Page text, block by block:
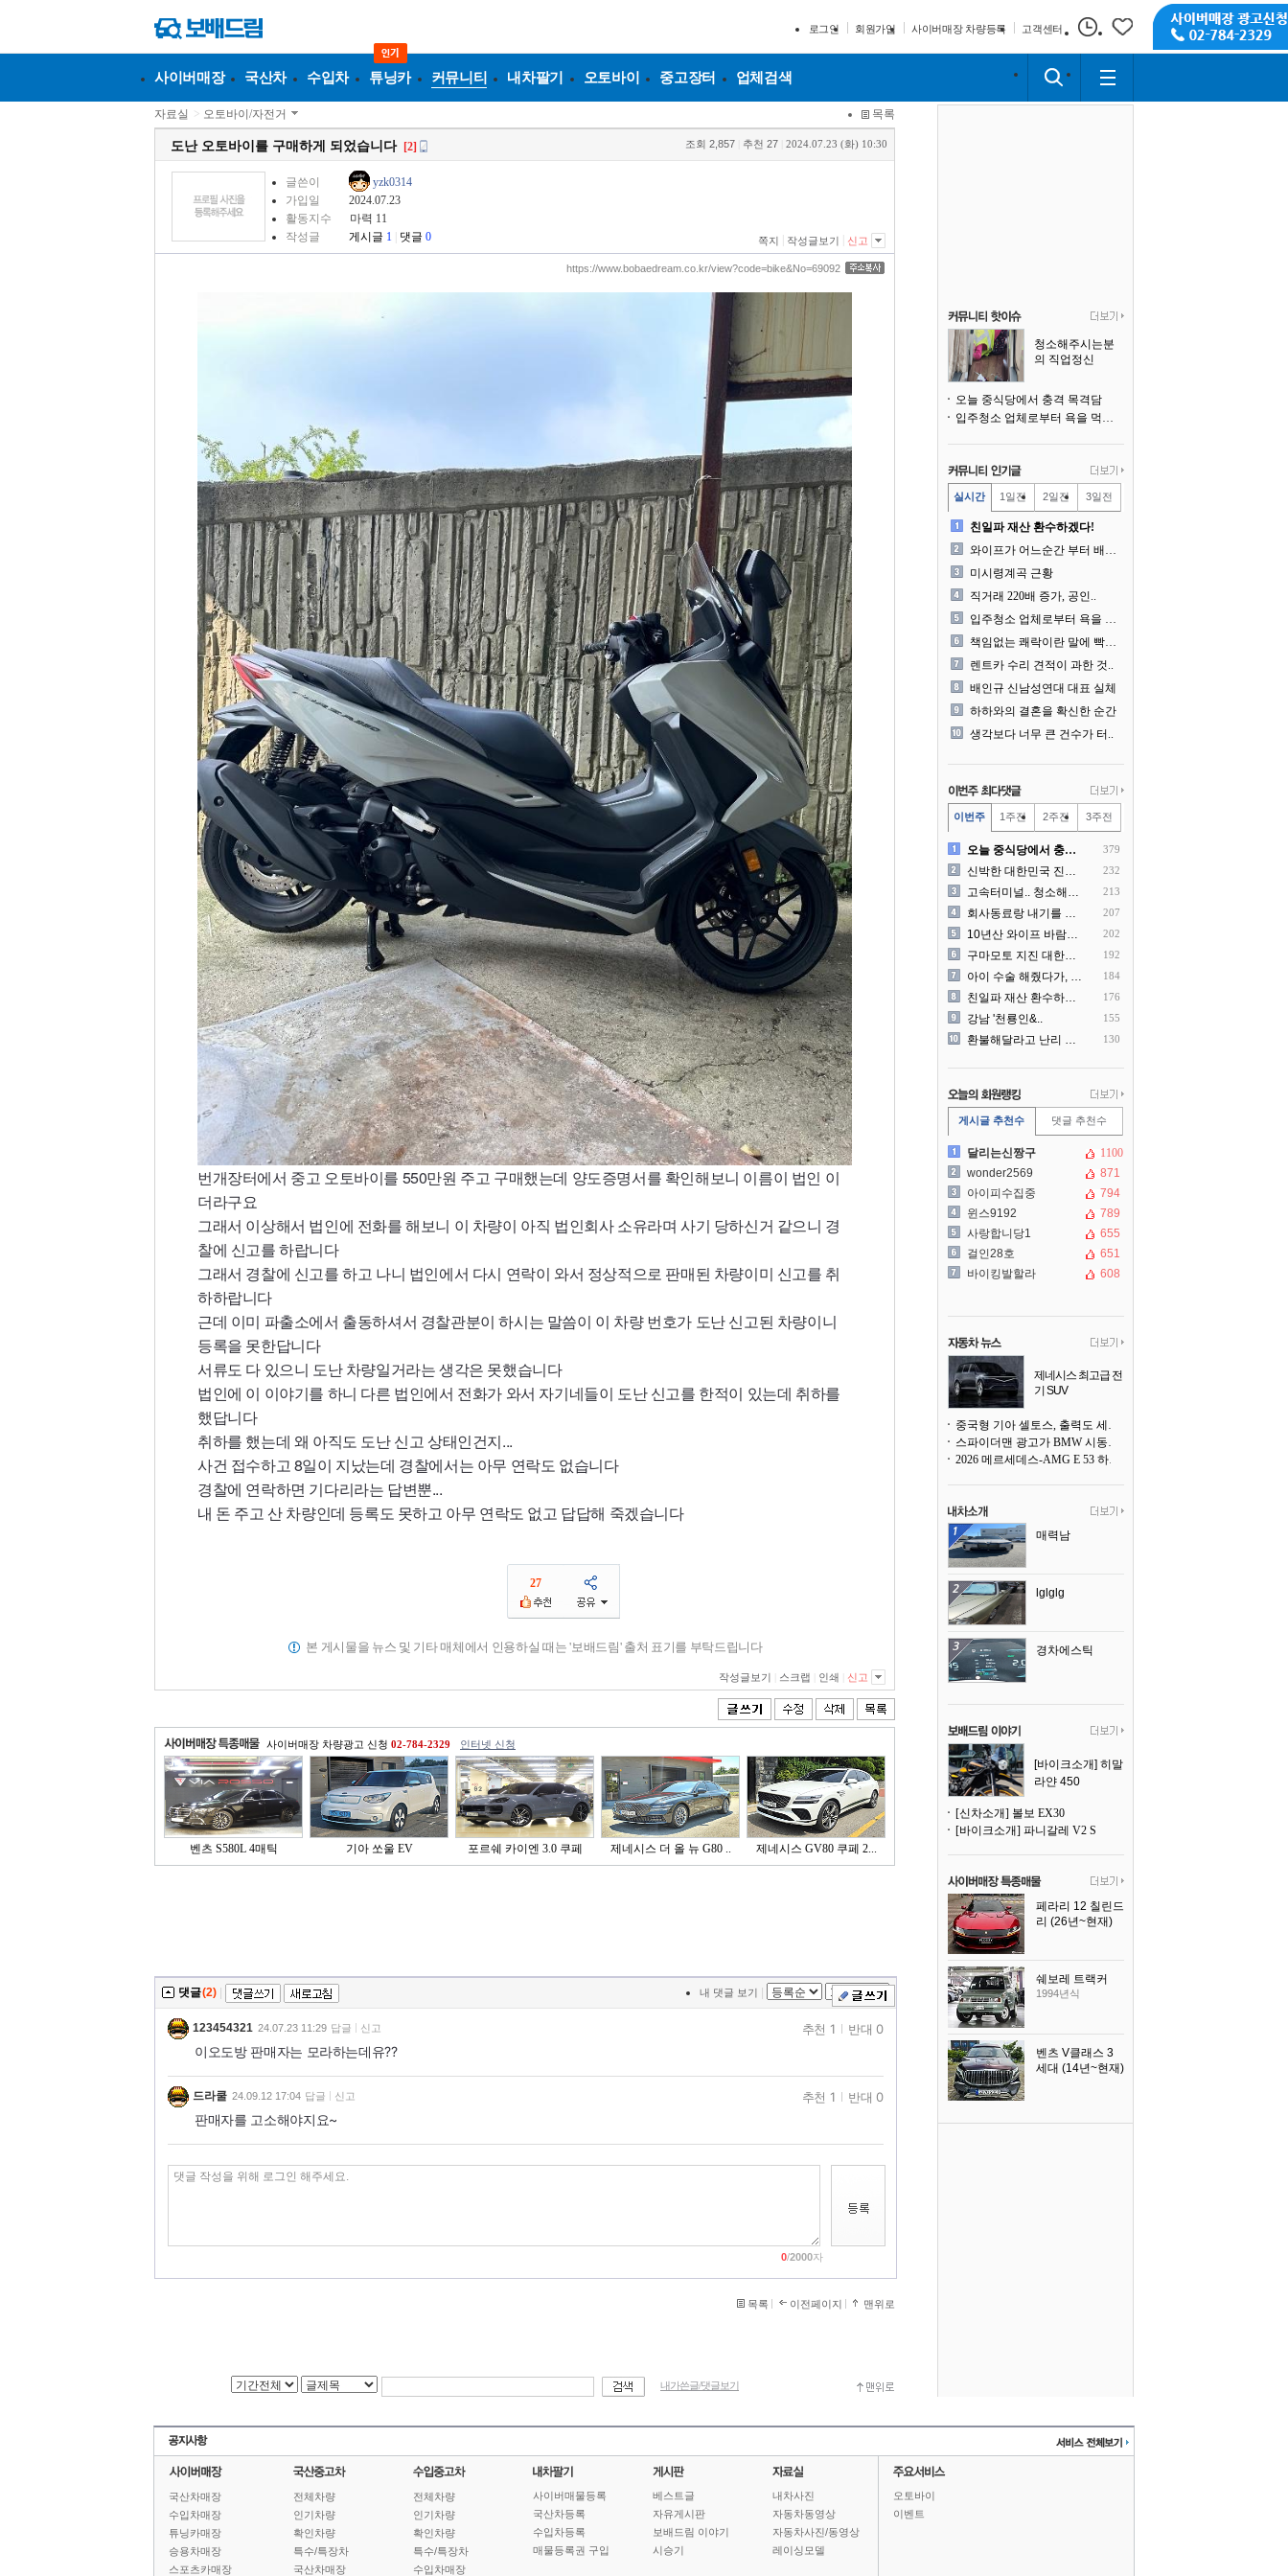
로그인 회원가입 사이버매장 차량등록 고객센터
사이버매장 국산차 수입차 튜닝카 커뮤니티 내차팔기 오토바이 중고장터 업체검색
자료실 > 오토바이/자전거 목록
도난 오토바이를 구매하게 되었습니다 [2] 조회 2,857 추천 27 2024.07.23 (화) 10:30
글쓴이
yzk0314
가입일
2024.07.23
활동지수
마력 11
작성글
게시글 1 댓글 0 쪽지 작성글보기 신고
https://www.bobaedream.co.kr/view?code=bike&No=69092
번개장터에서 중고 오토바이를 550만원 주고 구매했는데 양도증명서를 확인해보니 이름이 법인 이
더라구요
그래서 이상해서 법인에 전화를 해보니 이 차량이 아직 법인회사 소유라며 사기 당하신거 같으니 경
찰에 신고를 하랍니다
그래서 경찰에 신고를 하고 나니 법인에서 다시 연락이 와서 정상적으로 판매된 차량이미 신고를 취
하하랍니다
근데 이미 파출소에서 출동하셔서 경찰관분이 하시는 말씀이 이 차량 번호가 도난 신고된 차량이니
등록을 못한답니다
서류도 다 있으니 도난 차량일거라는 생각은 못했습니다
법인에 이 이야기를 하니 다른 법인에서 전화가 와서 자기네들이 도난 신고를 한적이 있는데 취하를
했답니다
취하를 했는데 왜 아직도 도난 신고 상태인건지...
사건 접수하고 8일이 지났는데 경찰에서는 아무 연락도 없습니다
경찰에 연락하면 기다리라는 답변뿐...
내 돈 주고 산 차량인데 등록도 못하고 아무 연락도 없고 답답해 죽겠습니다
27
본 게시물을 뉴스 및 기타 매체에서 인용하실 때는 '보배드림' 출처 표기를 부탁드립니다
작성글보기 스크랩 인쇄 신고
사이버매장 차량광고 신청 02-784-2329 인터넷 신청
벤츠 S580L 4매틱 기아 쏘울 EV 포르쉐 카이엔 3.0 쿠페 제네시스 더 올 뉴 G80 .. 제네시스 GV80 쿠페 2...
댓글(2) 내 댓글 보기
123454321 24.07.23 11:29 답글 신고
이오도방 판매자는 모라하는데유??
추천 1 반대 0
드라쿨 24.09.12 17:04 답글 신고
판매자를 고소해야지요~
추천 1 반대 0
0/2000자
목록 이전페이지 맨위로
내가쓴글/댓글보기
청소해주시는분
의 직업정신
오늘 중식당에서 충격 목격담
입주청소 업체로부터 욕을 먹고 있습니다
실시간 1일전 2일전 3일전
친일파 재산 환수하겠다!
와이프가 어느순간 부터 배달..
미시령계곡 근황
직거래 220배 증가, 공인..
입주청소 업체로부터 욕을 먹..
책임없는 쾌락이란 말에 빡친..
렌트카 수리 견적이 과한 것..
배인규 신남성연대 대표 실체
하하와의 결혼을 확신한 순간
생각보다 너무 큰 건수가 터..
이번주 1주전 2주전 3주전
오늘 중식당에서 충격 목격담 379
신박한 대한민국 진상 근황 232
고속터미널.. 청소해주시는.. 213
회사동료랑 내기를 했습니다 207
10년산 와이프 바람나서 이.. 202
구마모토 지진 대한항공 생수.. 192
아이 수술 해줬다가, 부모에.. 184
친일파 재산 환수하겠다! 176
강남 '천룡인&.. 155
환불해달라고 난리 난 미국 .. 130
게시글 추천수 댓글 추천수
달리는신짱구
1100
wonder2569
871
아이피수집중
794
윈스9192
789
사랑합니당1
655
걸인28호
651
바이킹발할라
608
제네시스 최고급 전
기 SUV
중국형 기아 셀토스, 출력도 세지고 27인치 초대형 디스플레이까지
스파이더맨 광고가 BMW 시동화면을 점령하다, 오너들은 불만
2026 메르세데스-AMG E 53 하이브리드 왜건 시승기
매력남
lglglg
경차에스틱
[바이크소개] 히말
라얀 450
[신차소개] 볼보 EX30
[바이크소개] 파니갈레 V2 S
페라리 12 칠린드
리 (26년~현재)
쉐보레 트랙커
1994년식
벤츠 V클래스 3
세대 (14년~현재)
국산차매장
수입차매장
튜닝카매장
승용차매장
스포츠카매장
전체차량
인기차량
확인차량
특수/특장차
국산차매장
전체차량
인기차량
확인차량
특수/특장차
수입차매장
사이버매물등록
국산차등록
수입차등록
매물등록권 구입
베스트글
자유게시판
보배드림 이야기
시승기
내차사진
자동차동영상
자동차사진/동영상
레이싱모델
오토바이
이벤트